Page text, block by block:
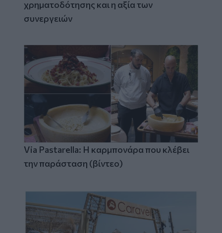
χρηματοδότησης και η αξία των
συνεργειών
Via Pastarella: Η καρμπονάρα που κλέβει
την παράσταση (βίντεο)